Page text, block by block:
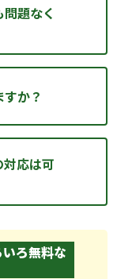
題なく
か？
応は可
ろ無料な